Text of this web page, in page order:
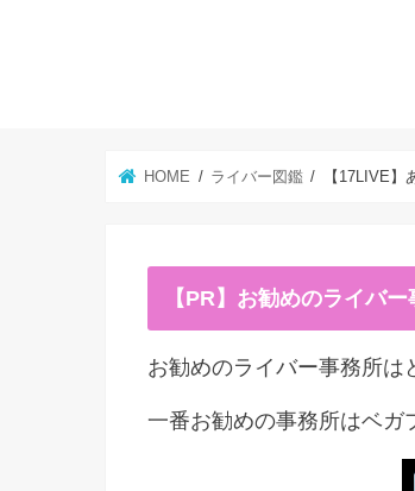
HOME ライバー図鑑 【17LIVE】
【PR】お勧めのライバ
お勧めのライバー事務所は
一番お勧めの事務所はベガ